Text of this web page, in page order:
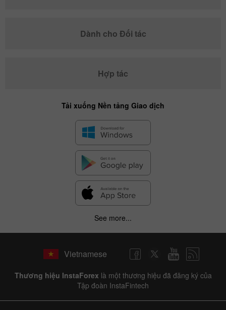
Dành cho Đối tác
Hợp tác
Tải xuống Nền tảng Giao dịch
See more...
Vietnamese
Thương hiệu InstaForex là một thương hiệu đã đăng ký của
Tập đoàn InstaFintech